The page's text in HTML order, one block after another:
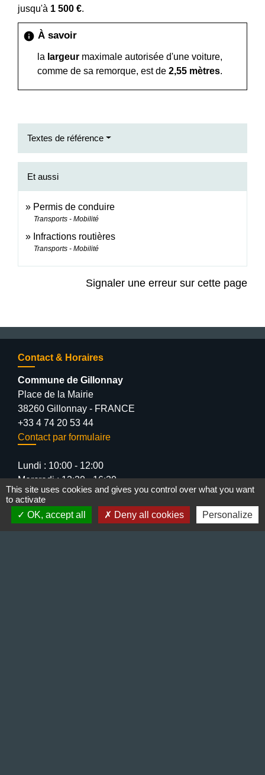
jusqu'à 1 500 €.
info À savoir
la largeur maximale autorisée d'une voiture,
comme de sa remorque, est de 2,55 mètres.
Textes de référence
Et aussi
Permis de conduire
Transports - Mobilité
Infractions routières
Transports - Mobilité
Signaler une erreur sur cette page
Contact & Horaires
Commune de Gillonnay
Place de la Mairie
38260 Gillonnay - FRANCE
+33 4 74 20 53 44
Contact par formulaire
Lundi : 10:00 - 12:00
Mercredi : 13:30 - 16:30
Vendredi : 10:00 - 12:00 / 15:00 - 18:00
This site uses cookies and gives you control over what you want
to activate
OK, accept all
Deny all cookies Personalize